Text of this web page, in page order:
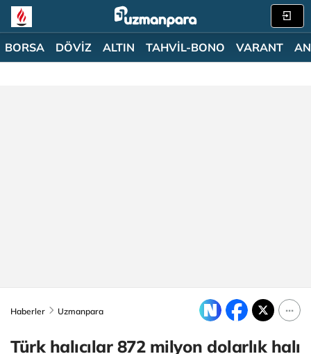
BORSA DÖVİZ ALTIN TAHVİL-BONO VARANT
Haberler Uzmanpara
Türk halıcılar 872 milyon dolarlık halı